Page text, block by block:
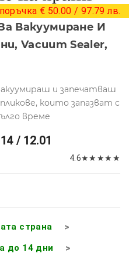
€ 50.00 / 97.79 лв.
Вакуумиране И
Vacuum Sealer,
и запечатваш
които запазват с
време
/ 12.01
4.6★★ ★★ ★
страна
до 14 дни